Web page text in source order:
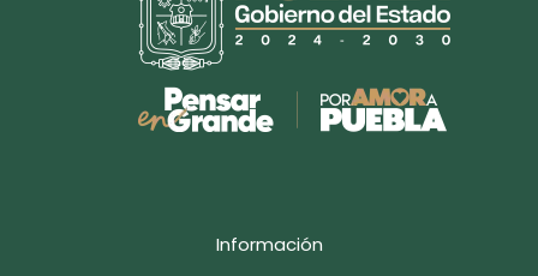
Información